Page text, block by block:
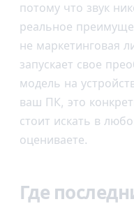
потому что звук
реальное
не маркетинговая
запускает свое
модель на
ваш ПК, это
стоит искать в
оцениваете.
Где